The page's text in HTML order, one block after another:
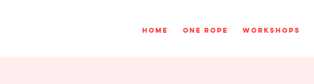
Home One rope Workshops